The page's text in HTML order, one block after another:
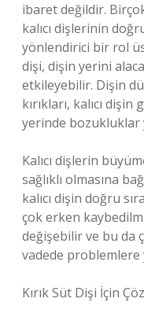
ibaret değildir.
kalıcı dişlerinin
yönlendirici bir rol
dişi, dişin yerini
etkileyebilir. Dişin
kırıkları, kalıcı
yerinde bozukluklar
Kalıcı dişlerin
sağlıklı olmasına
kalıcı dişin doğru
çok erken
değişebilir ve bu da
vadede problemlere
Kırık Süt Dişi İçin